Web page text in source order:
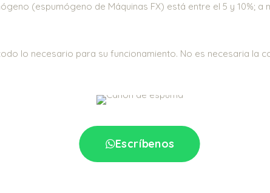
(espumógeno de Máquinas FX) está entre el 5 y 10%;
lo necesario para su funcionamiento. No es necesaria la
Escríbenos